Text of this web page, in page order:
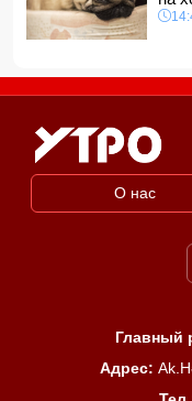
О нас
Главный
Адрес: